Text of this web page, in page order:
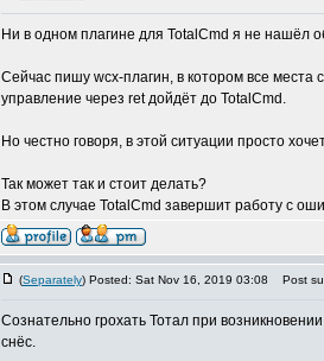
Ни в одном плагине для TotalCmd я не нашёл
Сейчас пишу wcx-плагин, в котором все
управление через ret дойдёт до TotalCmd.
Но честно говоря, в этой ситуации просто
Так может так и стоит делать?
В этом случае TotalCmd завершит работу с
(Separately) Posted: Sat Nov 16, 2019 03:08 Post
Сознательно грохать Тотал при
снёс.